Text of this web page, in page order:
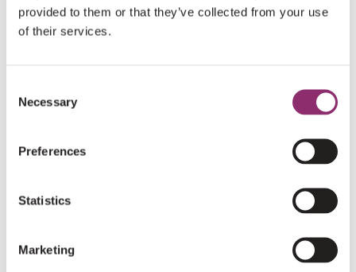
provided to them or that they’ve collected from your use
of their services.
Selection
Necessary
Preferences
Statistics
Marketing
JELLE EN MIRNA WEERTS €10
€10